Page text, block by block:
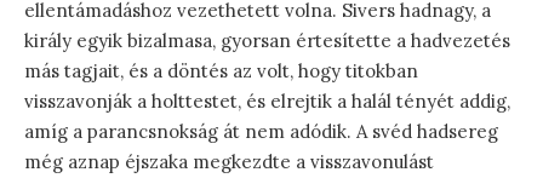
ellentámadáshoz vezethetett volna. Sivers hadnagy, a
király egyik bizalmasa, gyorsan értesítette a hadvezetés
más tagjait, és a döntés az volt, hogy titokban
visszavonják a holttestet, és elrejtik a halál tényét addig,
amíg a parancsnokság át nem adódik. A svéd hadsereg
még aznap éjszaka megkezdte a visszavonulást